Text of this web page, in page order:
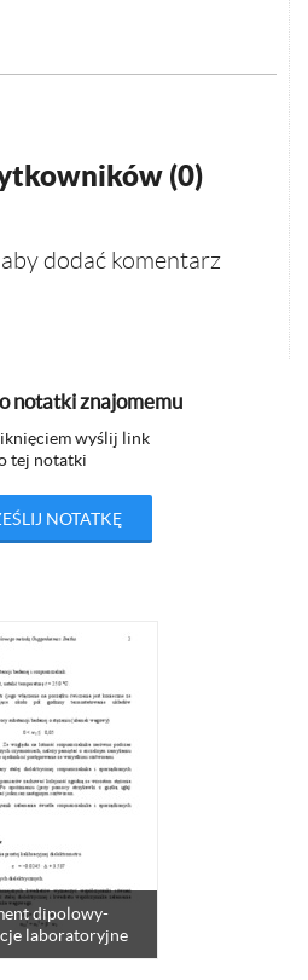
(0)
dodać komentarz
notatki znajomemu
wyślij link
tej notatki
NOTATKĘ
dipolowy-
laboratoryjne